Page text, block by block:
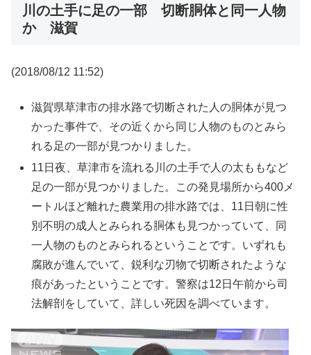
川の土手に足の一部 切断胴体と同一人物
か 滋賀
(2018/08/12 11:52)
滋賀県草津市の排水路で切断された人の胴体が見つ
かった事件で、その近くから同じ人物のものとみら
れる足の一部が見つかりました。
11日夜、草津市を流れる川の土手で人の太ももなど
足の一部が見つかりました。この発見場所から400メ
ートルほど離れた農業用の排水路では、11日朝に性
別不明の成人とみられる胴体も見つかっていて、同
一人物のものとみられるということです。いずれも
腐敗が進んでいて、鋭利な刃物で切断されたような
痕があったということです。警察は12日午前から司
法解剖をしていて、詳しい死因を調べています。